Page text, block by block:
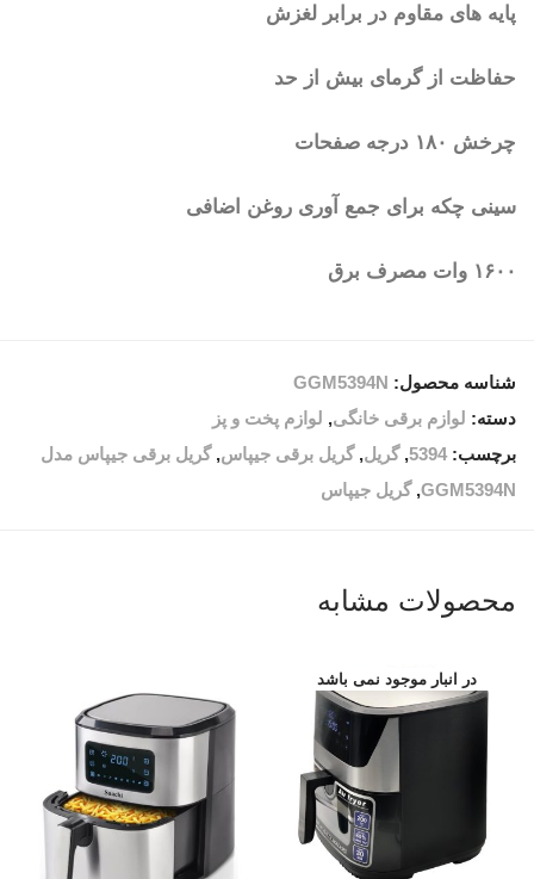
پایه های مقاوم در برابر لغزش
حفاظت از گرمای بیش از حد
چرخش ۱۸۰ درجه صفحات
سینی چکه برای جمع آوری روغن اضافی
۱۶۰۰ وات مصرف برق
شناسه محصول: GGM5394N
دسته: لوازم برقی خانگی, لوازم پخت و پز
برچسب:5394
,گریل,گریل برقی جیپاس,گریل برقی جیپاس مدل
GGM5394N
,گریل جیپاس
محصولات مشابه